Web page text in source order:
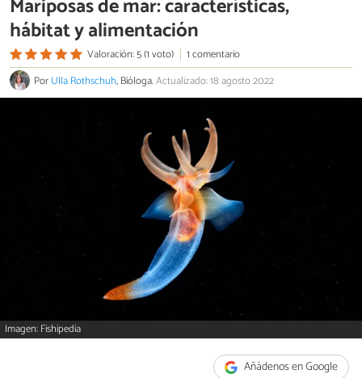
Mariposas de mar: características,
hábitat y alimentación
Valoración: 5 (1 voto)
1 comentario
PorUlla Rothschuh, Bióloga.Actualizado: 18 agosto 2022
Imagen: Fishipedia
Añádenos en Google